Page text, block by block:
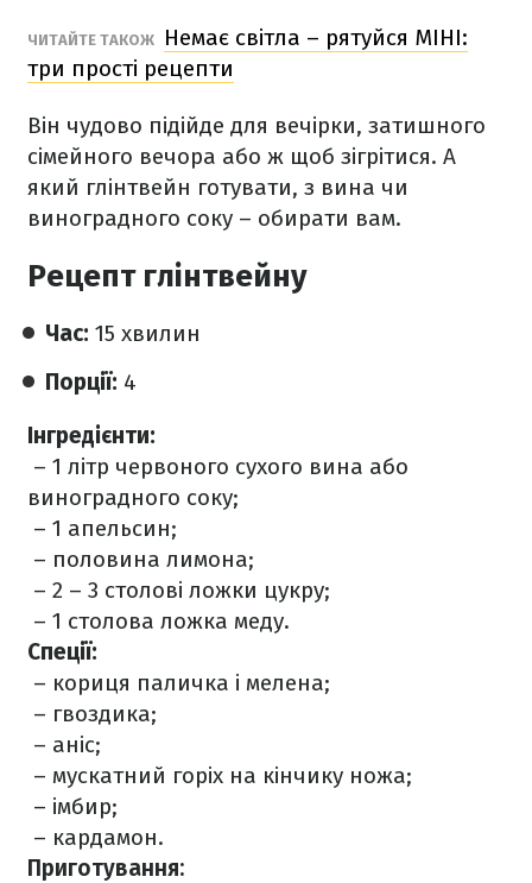
ЧИТАЙТЕ ТАКОЖ
Немає світла – рятуйся МІНІ:
три прості рецепти
Він чудово підійде для вечірки, затишного
сімейного вечора або ж щоб зігрітися. А
який глінтвейн готувати, з вина чи
виноградного соку – обирати вам.
Рецепт глінтвейну
Час: 15 хвилин
Порції: 4⠀
Інгредієнти:
– 1 літр червоного сухого вина або
виноградного соку;
– 1 апельсин;
– половина лимона;
– 2 – 3 столові ложки цукру;
– 1 столова ложка меду.
Спеції:
– кориця паличка і мелена;
– гвоздика;
– аніс;
– мускатний горіх на кінчику ножа;
– імбир;
– кардамон.
Приготування: